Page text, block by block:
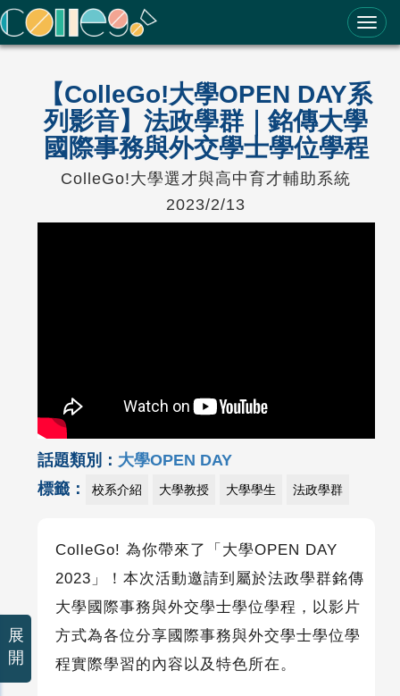
ColleGo! 大學選才與高中育才輔助系統
【ColleGo!大學OPEN DAY系
列影音】法政學群｜銘傳大學
國際事務與外交學士學位學程
ColleGo!大學選才與高中育才輔助系統
2023/2/13
話題類別： 大學OPEN DAY
標籤：
校系介紹 大學教授 大學學生 法政學群
ColleGo! 為你帶來了「大學OPEN DAY
2023 」！本次活動邀請到屬於法政學群銘傳
大學國際事務與外交學士學位學程，以影片
方式為各位分享國際事務與外交學士學位學
程實際學習的內容以及特色所在。
展
開